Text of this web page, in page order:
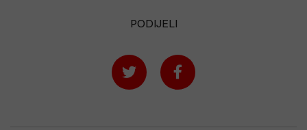
PODIJELI